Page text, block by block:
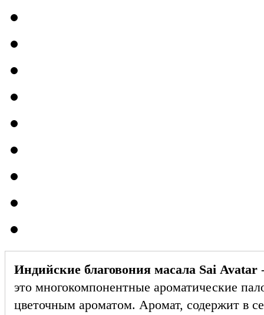
Индийские благовония масала Sai Avatar
это многокомпонентные ароматические
цветочным ароматом. Аромат, содержит в